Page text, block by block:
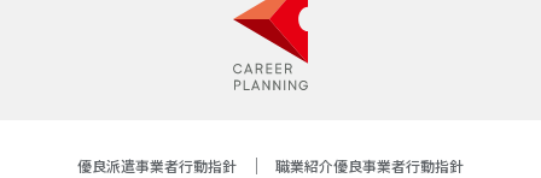
優良派遣事業者行動指針 職業紹介優良事業者行動指針